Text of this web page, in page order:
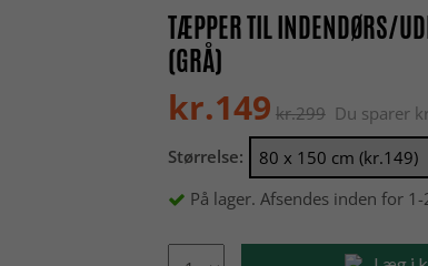
TÆPPER TIL INDENDØRS/
(GRÅ)
kr.149 kr.299Du sparer
Størrelse:
På lager. Afsendes inden for